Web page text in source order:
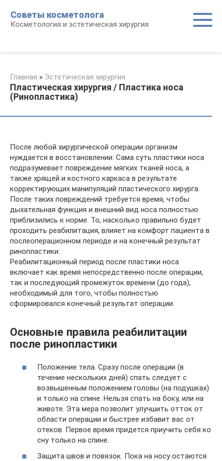
контенту
Советы косметолога
Косметология и эстетическая хирургия
Главная » Эстетическая хирургия
Пластическая хирургия / Пластика носа
(Ринопластика)
После любой хирургической операции организм
нуждается в восстановлении. Сама суть пластики носа
подразумевает повреждение мягких тканей носа, а
также хрящей и костного каркаса в результате
корректирующих манипуляций пластического хирурга.
После таких повреждений требуется время, чтобы
дыхательная функция и внешний вид носа полностью
приблизились к норме. То, насколько правильно будет
проходить реабилитация, влияет на комфорт пациента в
послеоперационном периоде и на конечный результат
ринопластики.
Реабилитационный период после пластики носа
включает как время непосредственно после операции,
так и последующий промежуток времени (до года),
необходимый для того, чтобы полностью
сформировался конечный результат операции.
Основные правила реабилитации
после ринопластики
Положение тела. Сразу после операции (в
течение нескольких дней) спать следует с
возвышенным положением головы (на подушках)
и только на спине. Нельзя спать на боку, или на
животе. Эта мера позволит улучшить отток от
области операции и быстрее избавит вас от
отеков. Первое время придется приучить себя ко
сну только на спине.
Защита швов и повязок. Пока на носу остаются